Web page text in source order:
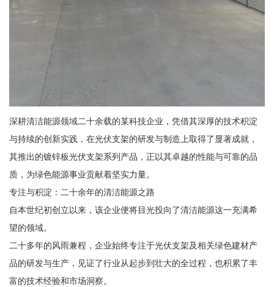
深耕清洁能源领域二十余载的某科技企业，凭借其深厚的技术积淀
与持续的创新实践，在光伏支架的研发与制造上取得了显著成就，
其推出的镀锌板光伏支架系列产品，正以其卓越的性能与可靠的品
质，为绿色能源事业贡献着坚实力量。
专注与积淀：二十余年的清洁能源之路
自本世纪初创立以来，该企业便将目光投向了清洁能源这一充满希
望的领域。
二十多年的风雨兼程，企业始终专注于光伏支架及相关绿色建材产
品的研发与生产，见证了行业从起步到壮大的全过程，也积累了丰
富的技术经验和市场洞察。